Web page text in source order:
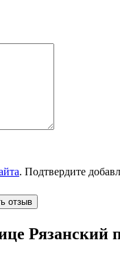
. Подтвердите
отзыв
Рязанский